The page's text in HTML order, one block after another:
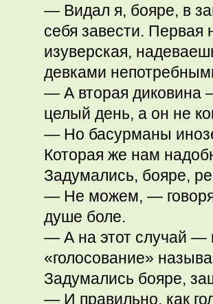
— Видал я, бояре, в
себя завести. Первая
изуверская,
девками
— А вторая диковина
целый день, а он не
— Но басурманы
Которая же нам
Задумались, бояре,
— Не можем, —
душе боле.
— А на этот случай —
«голосование»
Задумались бояре,
— И правильно, как